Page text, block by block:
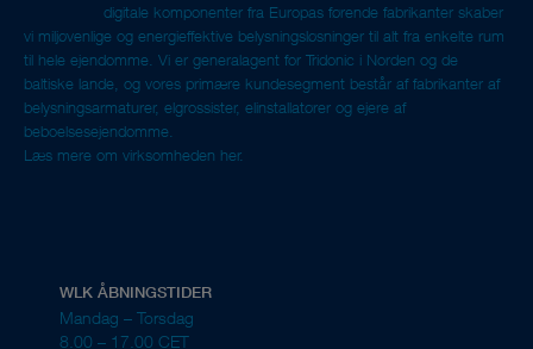
digitale komponenter fra Europas førende fabrikanter skaber
vi miljøvenlige og energieffektive belysningsløsninger til alt fra enkelte rum
til hele ejendomme. Vi er generalagent for Tridonic i Norden og de
baltiske lande, og vores primære kundesegment består af fabrikanter af
belysningsarmaturer, elgrossister, elinstallatører og ejere af
beboelsesejendomme.
Læs mere om virksomheden her.
WLK ÅBNINGSTIDER
Mandag – Torsdag
8.00 – 17.00 CET